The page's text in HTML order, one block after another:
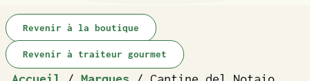
Revenir à la boutique
Revenir à traiteur gourmet